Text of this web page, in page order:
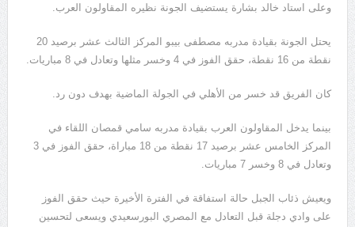
وعلى استاد خالد بشارة يستضيف الجونة نظيره المقاولون العرب.
يحتل الجونة بقيادة مدربه مصطفى بيبو المركز الثالث عشر برصيد 20
نقطة من 16 نقطة، حقق الفوز في 4 وخسر مثلها وتعادل في 8 مباريات.
كان الفريق قد خسر من الأهلي في الجولة الماضية بهدف دون رد.
بينما يدخل المقاولون العرب بقيادة مدربه سامي قمصان اللقاء في
المركز الخامس عشر برصيد 17 نقطة من 18 مباراة، حقق الفوز في 3
وتعادل في 8 وخسر 7 مباريات.
ويعيش ذئاب الجبل حالة استفاقة في الفترة الأخيرة حيث حقق الفوز
على وادي دجلة قبل التعادل مع المصري البورسعيدي ويسعى لتحسين